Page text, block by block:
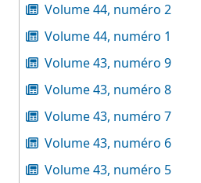
Volume 44, numéro 2
Volume 44, numéro 1
Volume 43, numéro 9
Volume 43, numéro 8
Volume 43, numéro 7
Volume 43, numéro 6
Volume 43, numéro 5